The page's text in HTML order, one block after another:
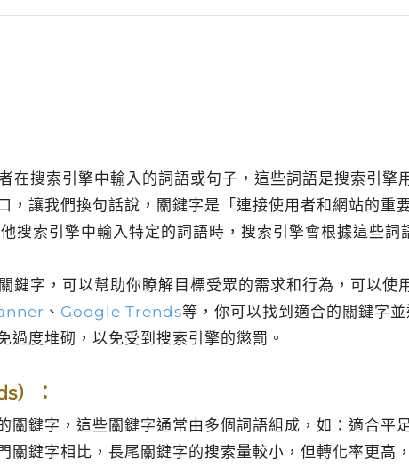
在搜索引擎中輸入的詞語或句子，這些詞語是搜索引擎
，讓我們換句話說，關鍵字是「連接使用者和網站的重
索引擎中輸入特定的詞語時，搜索引擎會根據這些詞
鍵字，可以幫助你瞭解目標受眾的需求和行為，可以使
、 Google Trends等，你可以找到適合的關鍵字
度堆砌，以免受到搜索引擎的懲罰。
）：
關鍵字，這些關鍵字通常由多個詞語組成，如：適合平
關鍵字相比，長尾關鍵字的搜索量較小，但轉化率更高